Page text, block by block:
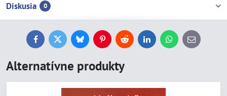
Diskusia 0
FacebookTwitterBlueskyPinterestReddit LinkedInWhatsApp
E-
mail
Alternatívne produkty